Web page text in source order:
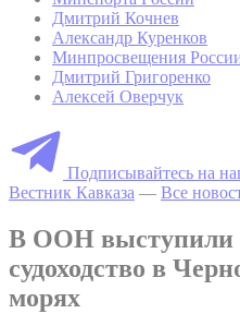
Дмитрий Кочнев
Александр Куренков
Минпросвещения
Дмитрий Григоренко
Алексей Оверчук
Подписывайтесь на
Вестник Кавказа — Все
В ООН выступили
судоходство в
морях